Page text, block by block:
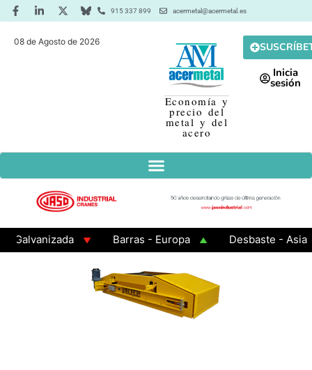
915 337 899 acermetal@acermetal.es
08 de Agosto de 2026
Economía y
precio del
metal y del
acero
Inicia
sesión
Barras - Europa Desbaste - Asia